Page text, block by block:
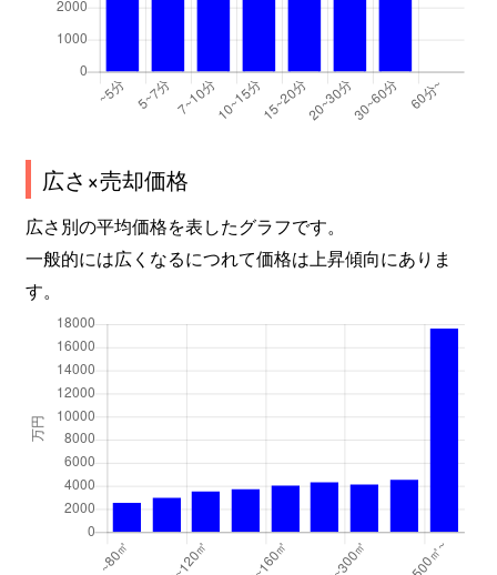
広さ×売却価格
広さ別の平均価格を表したグラフです。
一般的には広くなるにつれて価格は上昇傾向にありま
す。